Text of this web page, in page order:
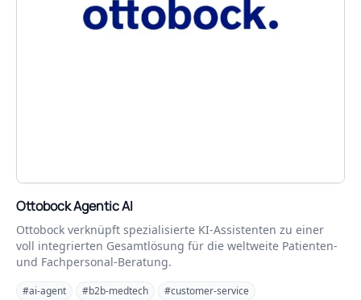
Ottobock Agentic AI
Ottobock verknüpft spezialisierte KI-Assistenten zu einer
voll integrierten Gesamtlösung für die weltweite Patienten-
und Fachpersonal-Beratung.
#ai-agent #b2b-medtech #customer-service